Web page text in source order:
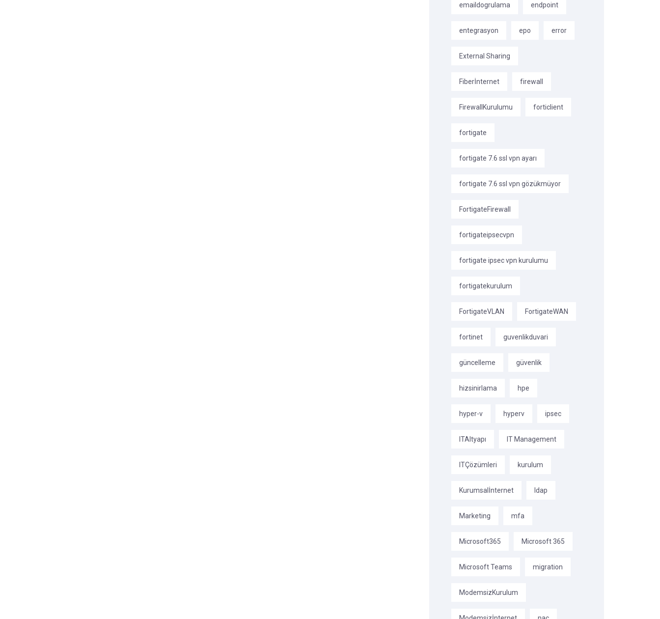
emaildogrulama endpoint
entegrasyon epo error
External Sharing
Fiberİnternet firewall
FirewallKurulumu forticlient
fortigate
fortigate 7.6 ssl vpn ayarı
fortigate 7.6 ssl vpn gözükmüyor
FortigateFirewall
fortigateipsecvpn
fortigate ipsec vpn kurulumu
fortigatekurulum
FortigateVLAN FortigateWAN
fortinet guvenlikduvari
güncelleme güvenlik
hizsinirlama hpe
hyper-v hyperv ipsec
ITAltyapı IT Management
ITÇözümleri kurulum
Kurumsalİnternet ldap
Marketing mfa
Microsoft365 Microsoft 365
Microsoft Teams migration
ModemsizKurulum